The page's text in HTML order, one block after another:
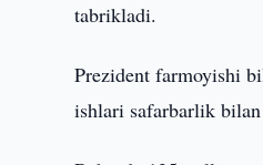
tabrikladi.
Prezident farmoyishi
ishlari safarbarlik